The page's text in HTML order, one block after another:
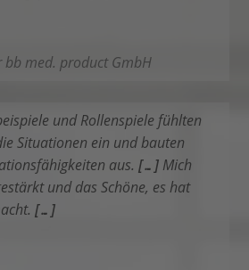
bb med. product GmbH
und Rollenspiele fühlten
Situationen ein und bauten
aus.[…] Mich
und das Schöne, es hat
[…]